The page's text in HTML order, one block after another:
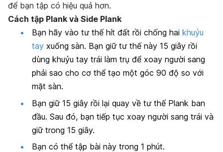
để bạn tập có hiệu quả hơn.
Cách tập Plank và Side Plank
Bạn hãy vào tư thế hít đất rồi chống hai khuỷu
tay xuống sàn. Bạn giữ tư thế này 15 giây rồi
dùng khuỷu tay trái làm trụ để xoay người sang
phải sao cho cơ thể tạo một góc 90 độ so với
mặt sàn.
Bạn giữ 15 giây rồi lại quay về tư thế Plank ban
đầu. Sau đó, bạn tiếp tục xoay người sang trái và
giữ trong 15 giây.
Bạn có thể tập bài này trong 1 phút.